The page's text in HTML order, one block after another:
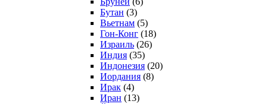
Бутан (3)
Вьетнам (5)
Гон-Конг (18)
Израиль (26)
Индия (35)
Индонезия (20)
Иордания (8)
Ирак (4)
Иран (13)